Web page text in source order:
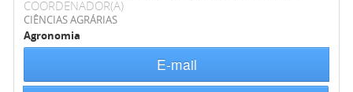
COORDENADOR(A)
CIÊNCIAS AGRÁRIAS
Agronomia
E-mail